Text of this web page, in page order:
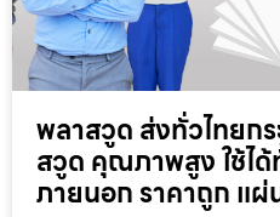
พลาสวูด ส่งทั่วไทยก
สวูด คุณภาพสูง ใช้ได้
ภายนอก ราคาถูก แ